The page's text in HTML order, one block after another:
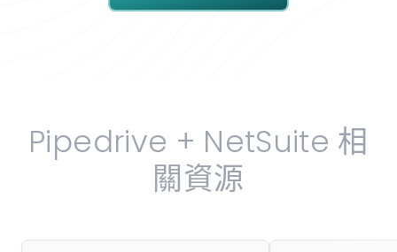
Pipedrive + NetSuite 相
關資源